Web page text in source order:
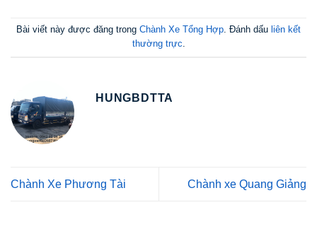
Bài viết này được đăng trong Chành Xe Tổng Hợp. Đánh dấu liên kết
thường trực.
HUNGBDTTA
Chành Xe Phương Tài Chành xe Quang Giảng